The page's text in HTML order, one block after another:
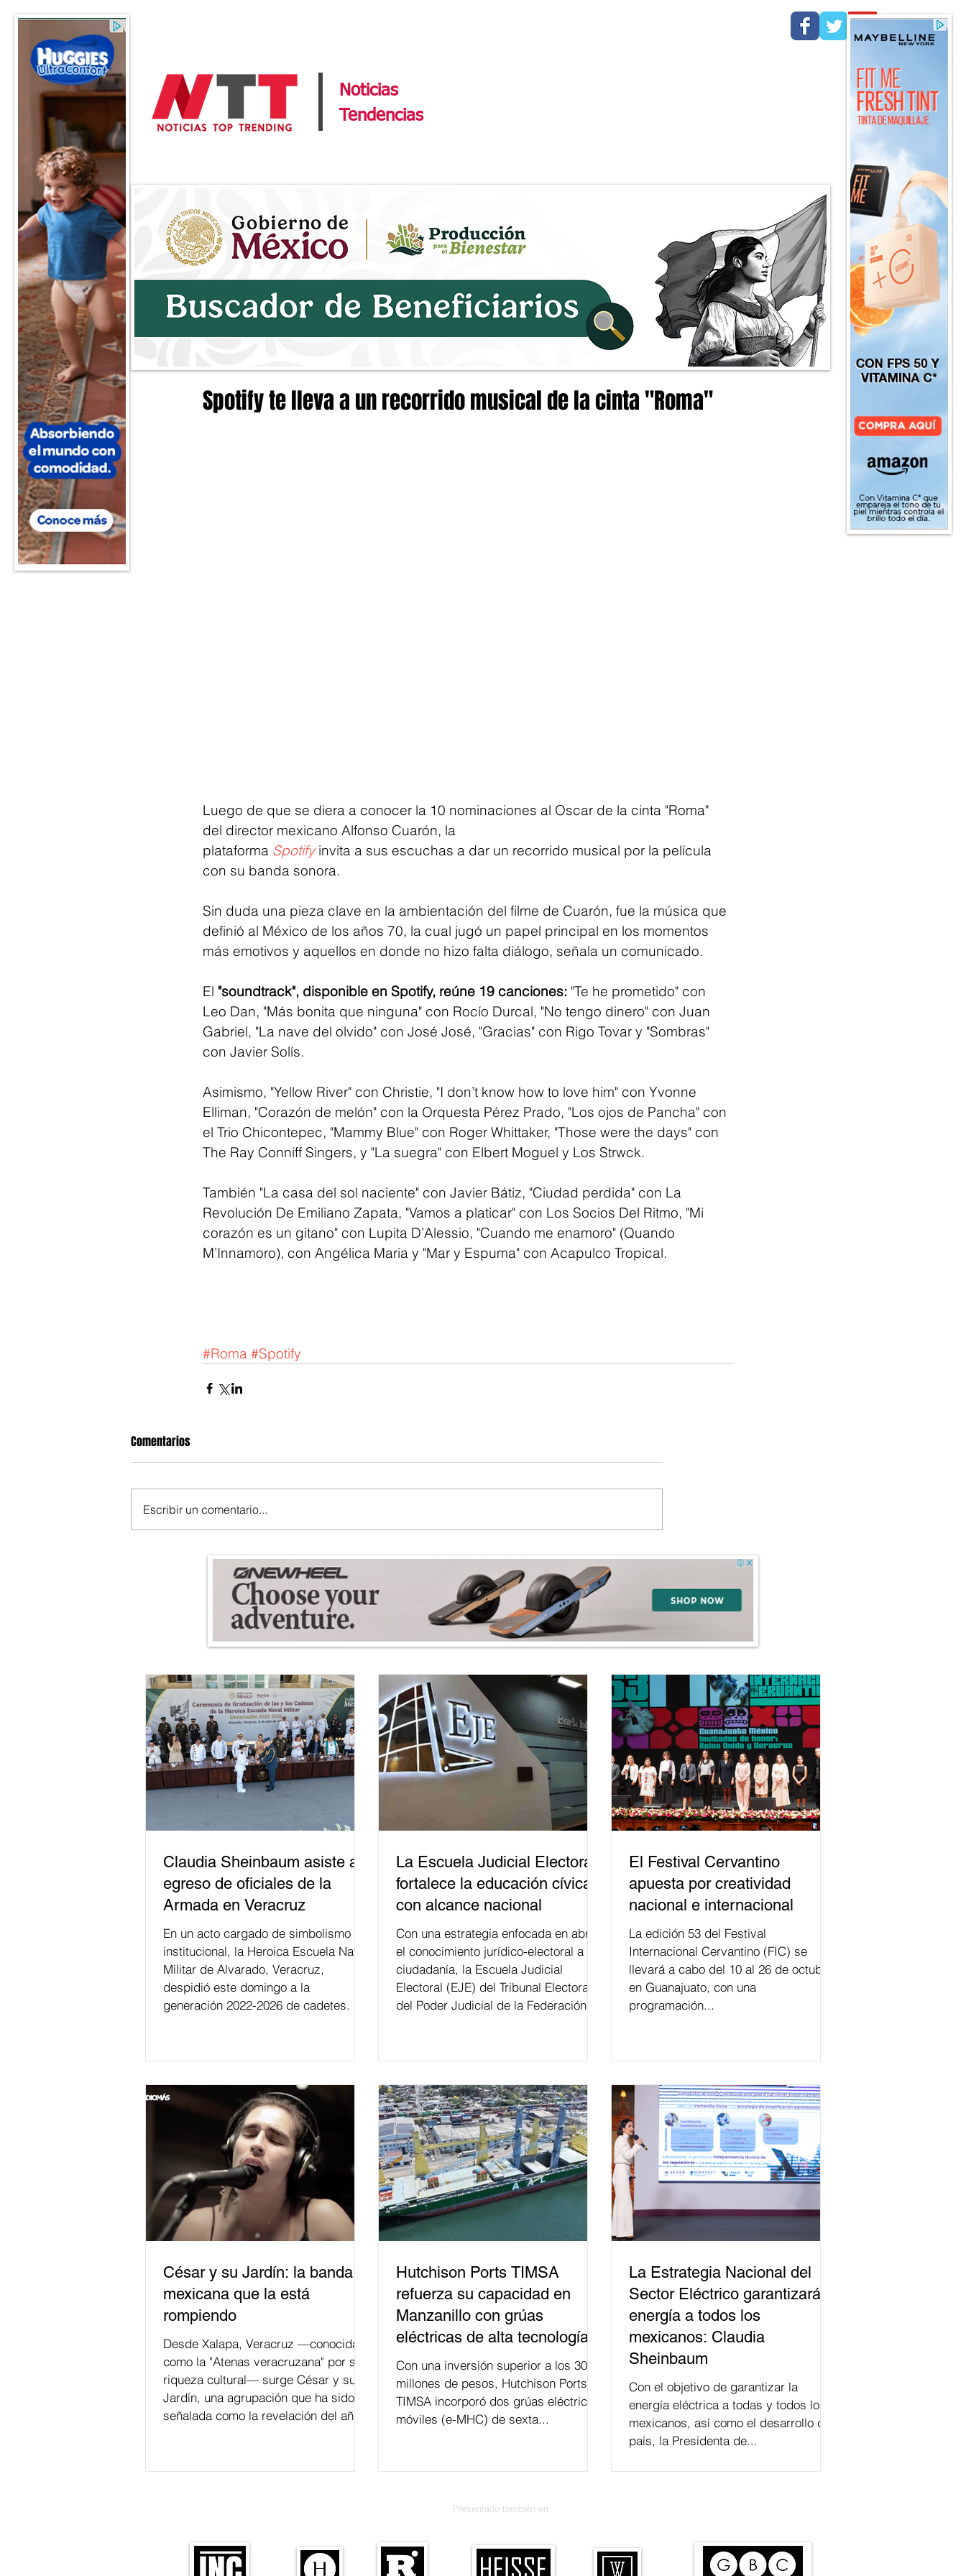
Noticias
Tendencias
Spotify te lleva a un recorrido musical de la cinta "Roma"
Luego de que se diera a conocer la 10 nominaciones al Oscar de la cinta "Roma"
del director mexicano Alfonso Cuarón, la
plataforma Spotify invita a sus escuchas a dar un recorrido musical por la película
con su banda sonora.
Sin duda una pieza clave en la ambientación del filme de Cuarón, fue la música que
definió al México de los años 70, la cual jugó un papel principal en los momentos
más emotivos y aquellos en donde no hizo falta diálogo, señala un comunicado.
El "soundtrack", disponible en Spotify, reúne 19 canciones: "Te he prometido" con
Leo Dan, "Más bonita que ninguna" con Rocío Durcal, "No tengo dinero" con Juan
Gabriel, "La nave del olvido" con José José, "Gracias" con Rigo Tovar y "Sombras"
con Javier Solís.
Asimismo, "Yellow River" con Christie, "I don’t know how to love him" con Yvonne
Elliman, "Corazón de melón" con la Orquesta Pérez Prado, "Los ojos de Pancha" con
el Trio Chicontepec, "Mammy Blue" con Roger Whittaker, "Those were the days" con
The Ray Conniff Singers, y "La suegra" con Elbert Moguel y Los Strwck.
También "La casa del sol naciente" con Javier Bátiz, "Ciudad perdida" con La
Revolución De Emiliano Zapata, "Vamos a platicar" con Los Socios Del Ritmo, "Mi
corazón es un gitano" con Lupita D’Alessio, "Cuando me enamoro" (Quando
M’Innamoro), con Angélica Maria y "Mar y Espuma" con Acapulco Tropical.
#Roma #Spotify
Comentarios
Escribir un comentario...
Claudia Sheinbaum asiste a
egreso de oficiales de la
Armada en Veracruz
En un acto cargado de simbolismo
institucional, la Heroica Escuela Naval
Militar de Alvarado, Veracruz,
despidió este domingo a la
generación 2022-2026 de cadetes.
La Escuela Judicial Electoral
fortalece la educación cívica
con alcance nacional
Con una estrategia enfocada en abrir
el conocimiento jurídico-electoral a la
ciudadanía, la Escuela Judicial
Electoral (EJE) del Tribunal Electoral
del Poder Judicial de la Federación ha
relacionados con la democracia y el
del papel que ha asumido la EJE en la
difusión de la justicia electoral como
un bien público. La mayor parte de las
personas capacitadas no forma
El Festival Cervantino
apuesta por creatividad
nacional e internacional
La edición 53 del Festival
Internacional Cervantino (FIC) se
llevará a cabo del 10 al 26 de octubre
en Guanajuato, con una
programación...
César y su Jardín: la banda
mexicana que la está
rompiendo
Desde Xalapa, Veracruz —conocida
como la "Atenas veracruzana" por su
riqueza cultural— surge César y su
Jardín, una agrupación que ha sido
señalada como la revelación del año
Hutchison Ports TIMSA
refuerza su capacidad en
Manzanillo con grúas
eléctricas de alta tecnología
Con una inversión superior a los 300
millones de pesos, Hutchison Ports
TIMSA incorporó dos grúas eléctricas
móviles (e-MHC) de sexta...
La Estrategia Nacional del
Sector Eléctrico garantizará
energía a todos los
mexicanos: Claudia
Sheinbaum
Con el objetivo de garantizar la
energía eléctrica a todas y todos los
mexicanos, así como el desarrollo del
país, la Presidenta de...
Presentado también en